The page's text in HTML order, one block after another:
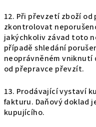
12. Při převzetí zboží
zkontrolovat
jakýchkoliv závad toto
případě shledání
neoprávněném vniknutí
od přepravce převzít.
13. Prodávající vystaví
fakturu. Daňový doklad
kupujícího.